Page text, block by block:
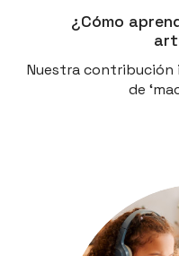
¿Cómo
Nuestra contribución
de